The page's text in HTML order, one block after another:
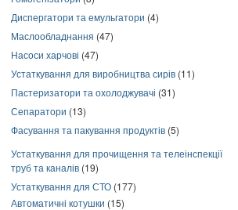
Диспергатори та емульгатори (4)
Маслообладнання (47)
Насоси харчові (47)
Устаткування для виробництва сирів (11)
Пастеризатори та охолоджувачі (31)
Сепаратори (13)
Фасування та пакування продуктів (5)
Устаткування для прочищення та телеінспекції
труб та каналів (19)
Устаткування для СТО (177)
Автоматичні котушки (15)